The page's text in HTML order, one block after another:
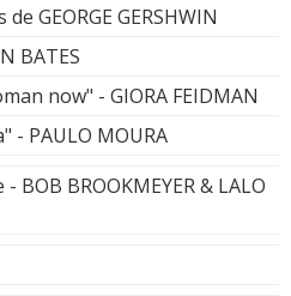
GEORGE GERSHWIN
BATES
now" - GIORA FEIDMAN
- PAULO MOURA
BOB BROOKMEYER & LALO